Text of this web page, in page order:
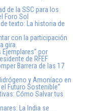
de la SSC para los
Foro Sol
texto: La historia de
con la participación
gira.
Ejemplares” por
de RFEF
Barrera de las 17
y Amoníaco en
Futuro Sostenible”
Cómo Salvar tus
La India se